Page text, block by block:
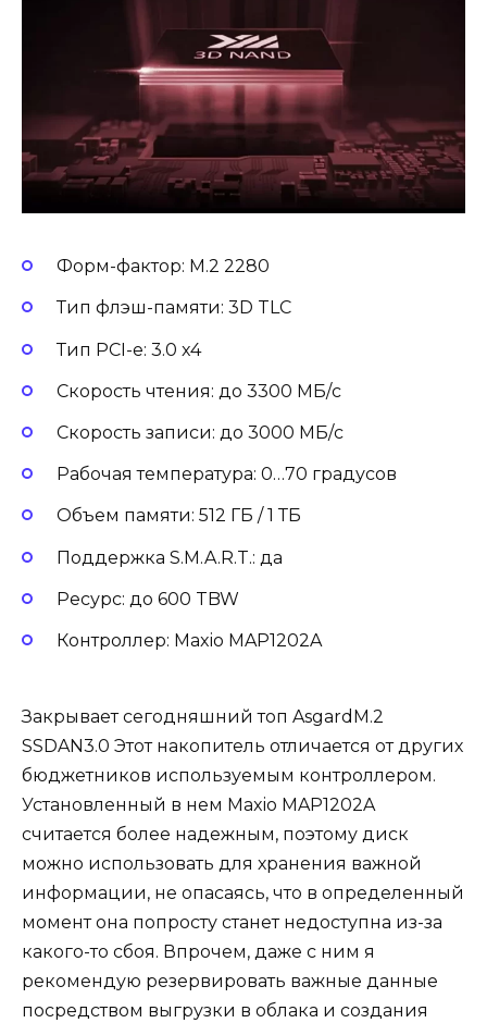
Форм-фактор: M.2 2280
Тип флэш-памяти: 3D TLC
Тип PCI-e: 3.0 x4
Скорость чтения: до 3300 МБ/с
Скорость записи: до 3000 МБ/с
Рабочая температура: 0…70 градусов
Объем памяти: 512 ГБ / 1 ТБ
Поддержка S.M.A.R.T.: да
Ресурс: до 600 TBW
Контроллер: Maxio MAP1202A
Закрывает сегодняшний топ AsgardM.2
SSDAN3.0 Этот накопитель отличается от других
бюджетников используемым контроллером.
Установленный в нем Maxio MAP1202A
считается более надежным, поэтому диск
можно использовать для хранения важной
информации, не опасаясь, что в определенный
момент она попросту станет недоступна из-за
какого-то сбоя. Впрочем, даже с ним я
рекомендую резервировать важные данные
посредством выгрузки в облака и создания